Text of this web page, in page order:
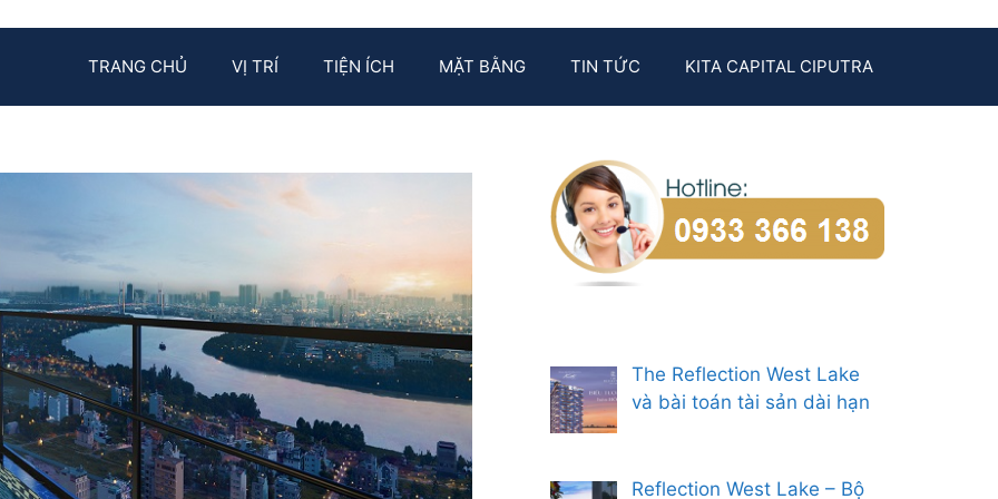
TRANG CHỦ VỊ TRÍ TIỆN ÍCH MẶT BẰNG TIN TỨC KITA CAPITAL CIPUTRA
The Reflection West Lake
và bài toán tài sản dài hạn
Reflection West Lake – Bộ